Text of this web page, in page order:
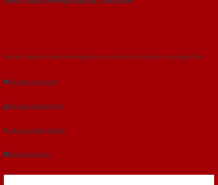
Với kinh nghiệm nhiêu năm nghiên cứu cửa theo tiêu chuẩn công nghệ Châu
Gửi yêu cầu tư vấn
Tải báo giá tổng hợp
Yêu cầu gọi lại (3 phút)
Dành cho đại lý